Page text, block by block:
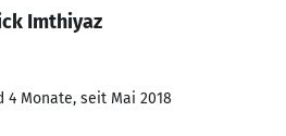
Imthiyaz
4 Monate, seit Mai 2018